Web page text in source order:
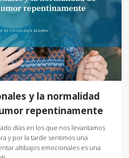
y la normalidad
repentinamente
días en los que nos levantamos
y por la tarde sentimos una
altibajos emocionales es una